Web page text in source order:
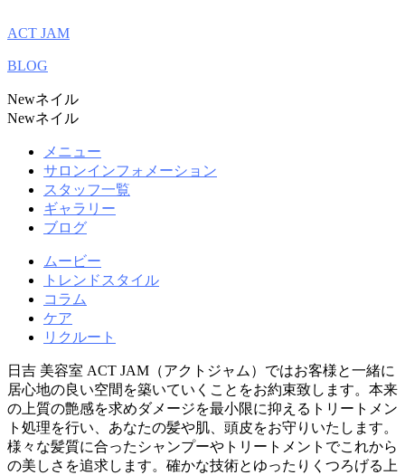
ACT JAM
BLOG
Newネイル
Newネイル
メニュー
サロンインフォメーション
スタッフ一覧
ギャラリー
ブログ
ムービー
トレンドスタイル
コラム
ケア
リクルート
日吉 美容室 ACT JAM（アクトジャム）ではお客様と一緒に
居心地の良い空間を築いていくことをお約束致します。本来
の上質の艶感を求めダメージを最小限に抑えるトリートメン
ト処理を行い、あなたの髪や肌、頭皮をお守りいたします。
様々な髪質に合ったシャンプーやトリートメントでこれから
の美しさを追求します。確かな技術とゆったりくつろげる上